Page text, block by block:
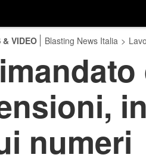
& VIDEO Blasting News Italia >
numeri